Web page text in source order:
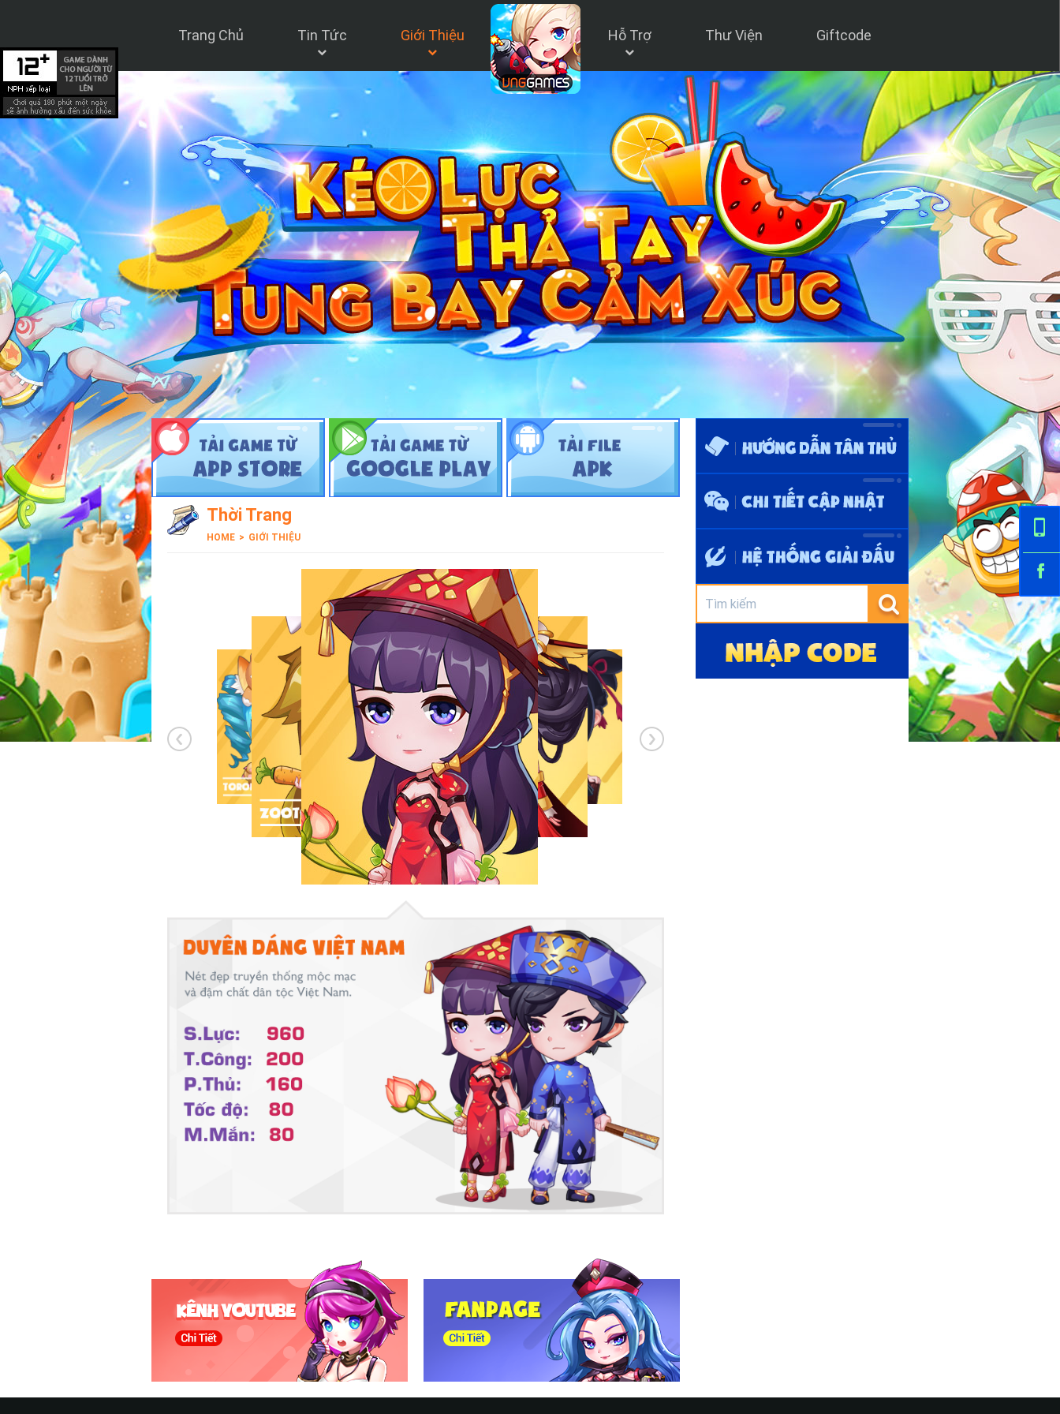
Trang Chủ Tin Tức Giới Thiệu Hỗ Trợ Thư Viện Giftcode
Thời Trang
HOME > GIỚI THIỆU